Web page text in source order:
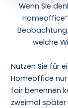
Wenn Sie
welche
Nutzen Sie für
Homeoffice
fair benennen
zweimal später